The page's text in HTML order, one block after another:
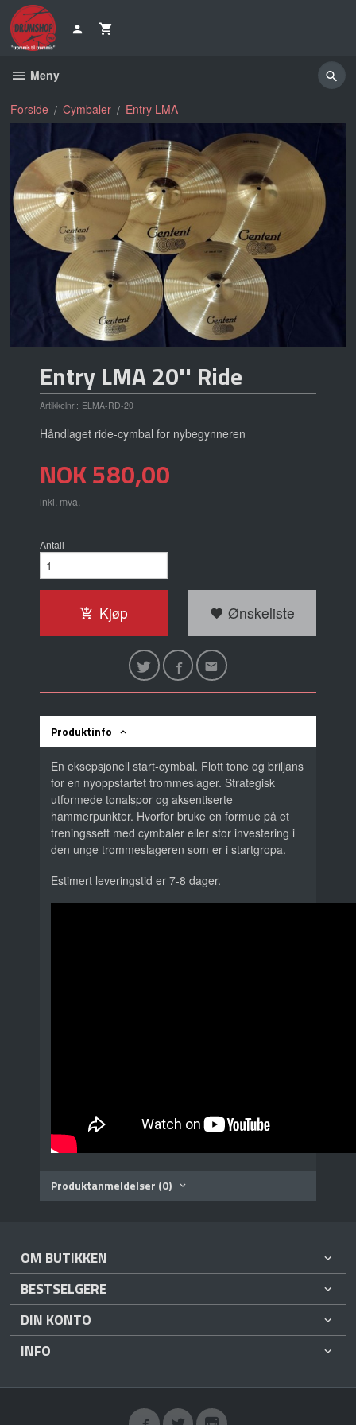
innholdet
Meny
Forside Cymbaler Entry LMA
Entry LMA 20'' Ride
Artikkelnr.: ELMA-RD-20
Håndlaget ride-cymbal for nybegynneren
Pris
NOK580,00
inkl. mva.
Antall
Kjøp Ønskeliste
Produktinfo
En eksepsjonell start-cymbal. Flott tone og briljans
for en nyoppstartet trommeslager. Strategisk
utformede tonalspor og aksentiserte
hammerpunkter. Hvorfor bruke en formue på et
treningssett med cymbaler eller stor investering i
den unge trommeslageren som er i startgropa.
Estimert leveringstid er 7-8 dager.
Produktanmeldelser (0)
OM BUTIKKEN
BESTSELGERE
DIN KONTO
INFO